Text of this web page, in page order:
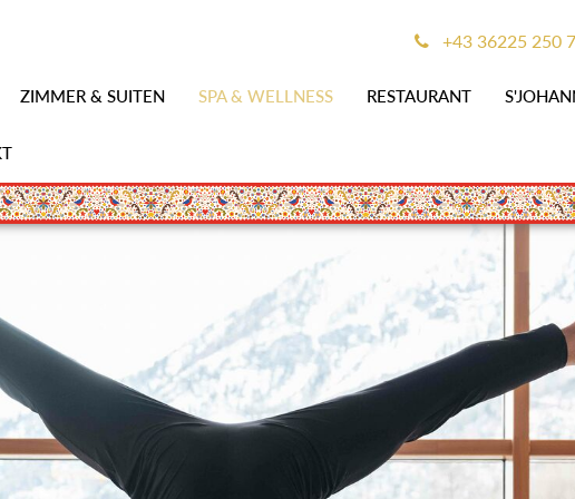
ZIMMER & SUITEN SPA & WELLNESS RESTAURANT
+43 36225 250